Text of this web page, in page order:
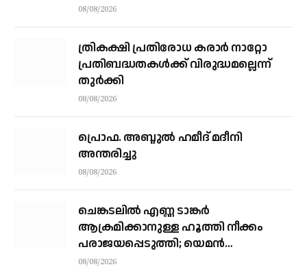
08/08/2026
ത്രികക്ഷി പ്രതിരോധ കരാര്‍ നാറ്റോ
പ്രതിബദ്ധതകള്‍ക്ക് വിരുദ്ധമല്ലെന്ന്
തുര്‍ക്കി
08/08/2026
പ്രൊഫ. അബ്ദുൽ ഹമീദ് മദീനി
അന്തരിച്ചു
08/08/2026
ചെങ്കടലില്‍ എണ്ണ ടാങ്കര്‍
ആക്രമിക്കാനുള്ള ഹൂത്തി നീക്കം
പരാജയപ്പെടുത്തി; യെമൻ
സംഘർഷത്തിലേക്ക് നീങ്ങുന്നുവെന്ന്
08/08/2026